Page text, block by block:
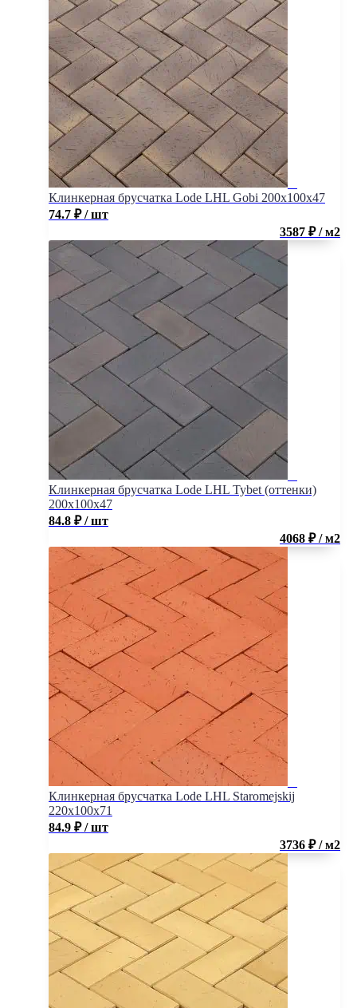
Клинкерная брусчатка Lode LHL Gobi 200x100x47
74.7 ₽ / шт
3587 ₽ / м2
Клинкерная брусчатка Lode LHL Tybet (оттенки)
200x100x47
84.8 ₽ / шт
4068 ₽ / м2
Клинкерная брусчатка Lode LHL Staromejskij
220x100x71
84.9 ₽ / шт
3736 ₽ / м2